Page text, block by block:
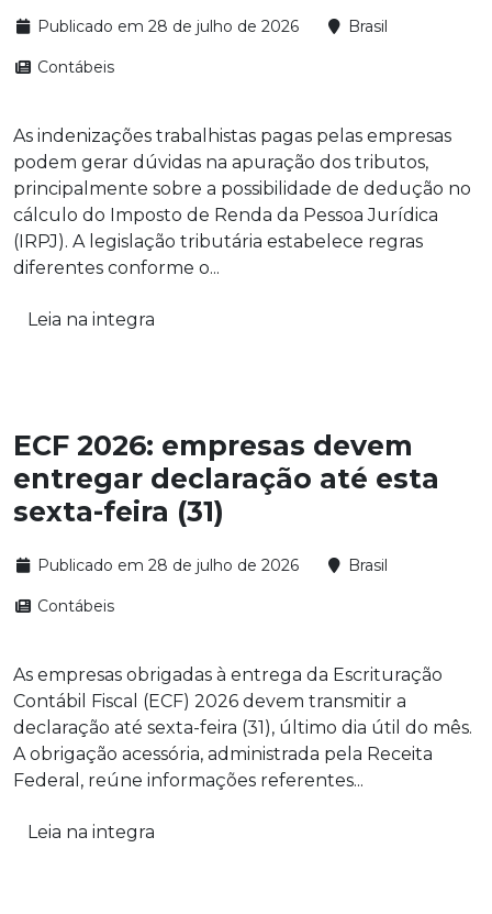
Publicado em 28 de julho de 2026 Brasil
Contábeis
As indenizações trabalhistas pagas pelas empresas
podem gerar dúvidas na apuração dos tributos,
principalmente sobre a possibilidade de dedução no
cálculo do Imposto de Renda da Pessoa Jurídica
(IRPJ). A legislação tributária estabelece regras
diferentes conforme o...
Leia na integra
ECF 2026: empresas devem
entregar declaração até esta
sexta-feira (31)
Publicado em 28 de julho de 2026 Brasil
Contábeis
As empresas obrigadas à entrega da Escrituração
Contábil Fiscal (ECF) 2026 devem transmitir a
declaração até sexta-feira (31), último dia útil do mês.
A obrigação acessória, administrada pela Receita
Federal, reúne informações referentes...
Leia na integra